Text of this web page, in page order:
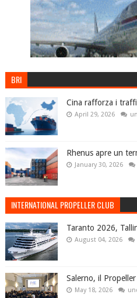
BRI
Cina rafforza i
April 29, 2026
Rhenus apre un
January 30, 2026
INTERNATIONAL PROPELLER CLUB
Taranto 2026,
August 04, 2026
Salerno, il
May 18, 2026